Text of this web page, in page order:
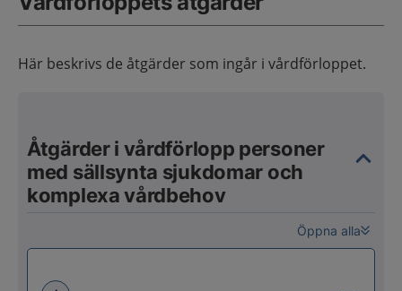
Här beskrivs de åtgärder som ingår i vårdförloppet.
Åtgärder i vårdförlopp personer
med sällsynta sjukdomar och
komplexa vårdbehov
Öppna alla